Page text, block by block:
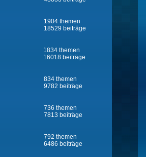
1904 themen
18529 beiträge
1834 themen
16018 beiträge
834 themen
9782 beiträge
736 themen
7813 beiträge
792 themen
6486 beiträge